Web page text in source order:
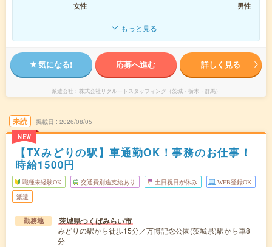
女性 男性
もっと見る
気になる! 応募へ進む 詳しく見る
派遣会社 株式会社リクルートスタッフィング（茨城・栃木・群馬）
未読
NEW
掲載日 2026/08/05
【TXみどりの駅】車通勤OK！事務のお仕事！
時給1500円
職種未経験OK 交通費別途支給あり 土日祝日が休み WEB登録OK
派遣
勤務地 茨城県つくばみらい市
みどりの駅から徒歩15分／万博記念公園(茨城県)駅から車8
分